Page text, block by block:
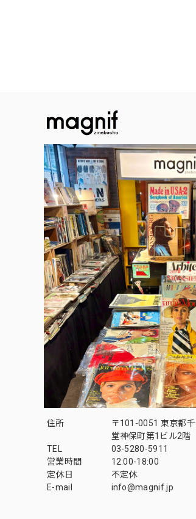
住所
〒101-0051 東京都
堂神保町第1ビル2階
TEL
03-5280-5911
営業時間
12:00-18:00
定休日
不定休
E-mail
info@magnif.jp